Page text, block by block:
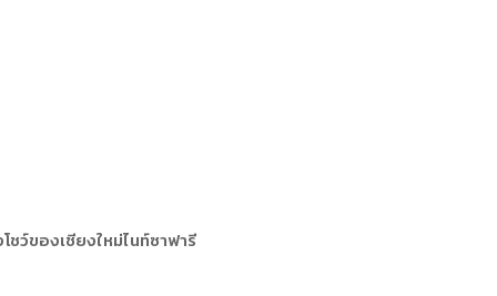
ว์ของเชียงใหม่ไนท์ซาฟารี